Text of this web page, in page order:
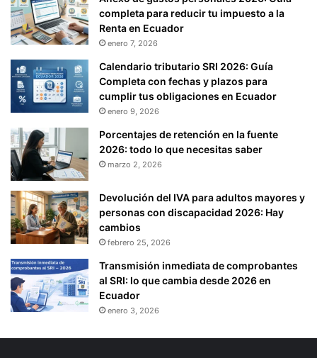
completa para reducir tu impuesto a la
Renta en Ecuador
enero 7, 2026
Calendario tributario SRI 2026: Guía
Completa con fechas y plazos para
cumplir tus obligaciones en Ecuador
enero 9, 2026
Porcentajes de retención en la fuente
2026: todo lo que necesitas saber
marzo 2, 2026
Devolución del IVA para adultos mayores y
personas con discapacidad 2026: Hay
cambios
febrero 25, 2026
Transmisión inmediata de comprobantes
al SRI: lo que cambia desde 2026 en
Ecuador
enero 3, 2026